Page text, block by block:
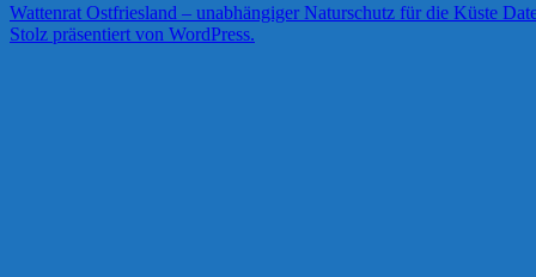
Wattenrat Ostfriesland – unabhängiger Naturschutz für die Küste
Stolz präsentiert von WordPress.